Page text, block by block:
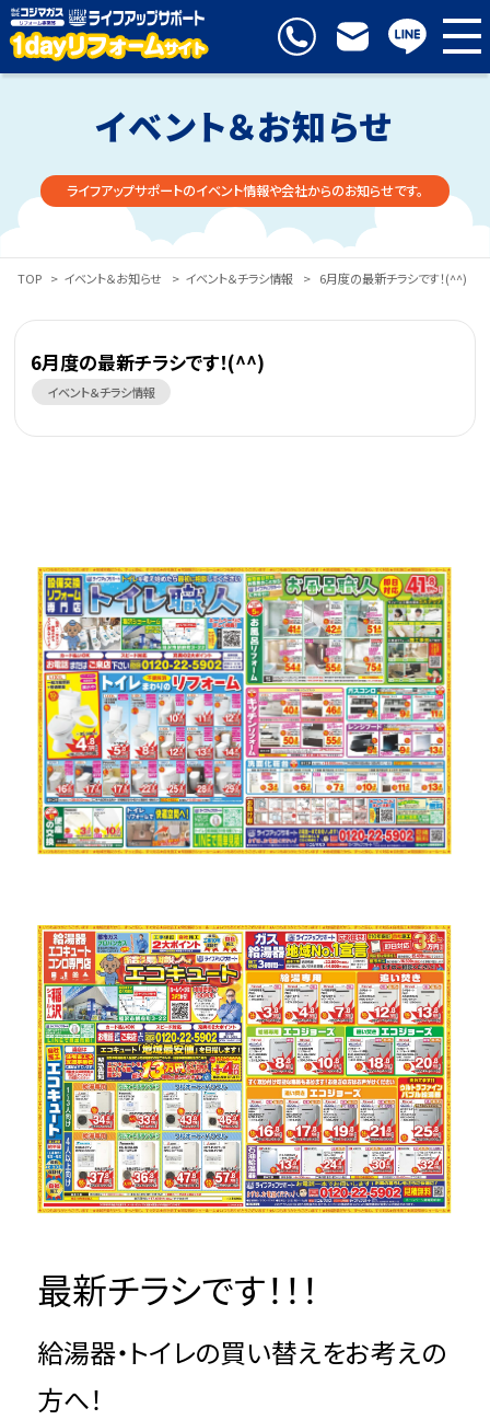
イベント＆お知らせ
ライフアップサポートのイベント情報や会社からのお知らせです。
TOP > イベント＆お知らせ > イベント＆チラシ情報 > 6月度の最新チラシです！(^^)
6月度の最新チラシです！(^^)
イベント＆チラシ情報
最新チラシです！！！
給湯器・トイレの買い替えをお考えの
方へ！